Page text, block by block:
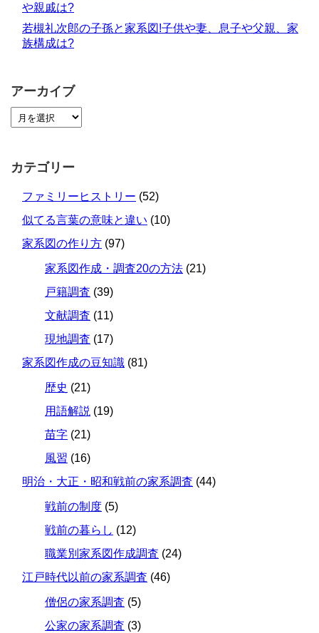
や親戚は?
若槻礼次郎の子孫と家系図!子供や妻、息子や父親、家
族構成は?
アーカイブ
カテゴリー
ファミリーヒストリー (52)
似てる言葉の意味と違い (10)
家系図の作り方 (97)
家系図作成・調査20の方法 (21)
戸籍調査 (39)
文献調査 (11)
現地調査 (17)
家系図作成の豆知識 (81)
歴史 (21)
用語解説 (19)
苗字 (21)
風習 (16)
明治・大正・昭和戦前の家系調査 (44)
戦前の制度 (5)
戦前の暮らし (12)
職業別家系図作成調査 (24)
江戸時代以前の家系調査 (46)
僧侶の家系調査 (5)
公家の家系調査 (3)